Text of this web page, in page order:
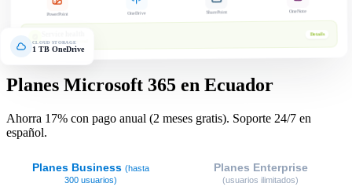
CLOUD STORAGE
1 TB OneDrive
PowerPoint OneDrive SharePoint OneNote
All services operational
Details
Planes Microsoft 365 en Ecuador
Ahorra 17% con pago anual (2 meses gratis). Soporte 24/7 en
español.
Planes Business(hasta
300 usuarios)
Planes Enterprise
(usuarios ilimitados)